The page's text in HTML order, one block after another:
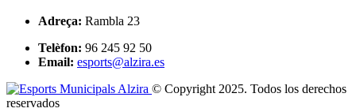
Adreça: Rambla 23
Telèfon: 96 245 92 50
Email: esports@alzira.es
© Copyright 2025. Todos los derechos
reservados